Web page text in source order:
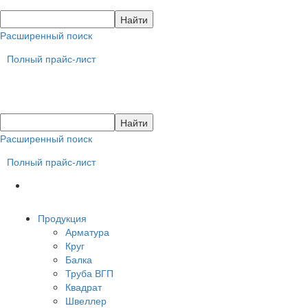
Расширенный поиск
Полный прайс-лист
Расширенный поиск
Полный прайс-лист
Продукция
Арматура
Круг
Балка
Труба ВГП
Квадрат
Швеллер